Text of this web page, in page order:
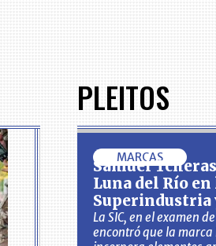
PLEITOS
MARCAS
Samuel
Luna del Río en
Superindustria
La SIC, en el examen
encontró que la marca